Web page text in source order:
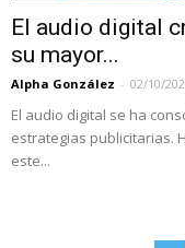
El audio digital
su mayor...
Alpha González - 02/10/
El audio digital se ha
estrategias publicitarias.
este...